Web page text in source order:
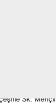
Sk.